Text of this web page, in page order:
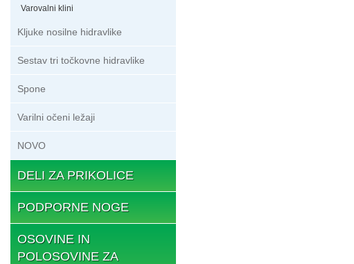
Varovalni klini
Kljuke nosilne hidravlike
Sestav tri točkovne hidravlike
Spone
Varilni očeni ležaji
NOVO
DELI ZA PRIKOLICE
PODPORNE NOGE
OSOVINE IN
POLOSOVINE ZA